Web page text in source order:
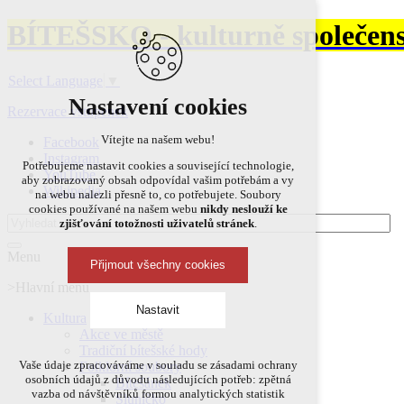
BÍTEŠSKO - kulturně
Rezervace vstupenek
Instagram
YouTube
Wikipedia
>Hlavní menu
Folklorní soubory
Bítešánek
Sluníčko
Nastavení cookies
Vítejte na našem webu!
Potřebujeme nastavit cookies a související technologie,
aby zobrazovaný obsah odpovídal vašim potřebám a vy
na webu nalezli přesně to, co potřebujete. Soubory
cookies používané na našem webu nikdy neslouží ke
zjišťování totožnosti uživatelů stránek.
Přijmout všechny cookies
Nastavit
Technická cookies
nutná pro provozování webu
Vaše údaje zpracováváme v souladu se zásadami ochrany
osobních údajů z důvodu následujících potřeb: zpětná
vazba od návštěvníků formou analytických statistik